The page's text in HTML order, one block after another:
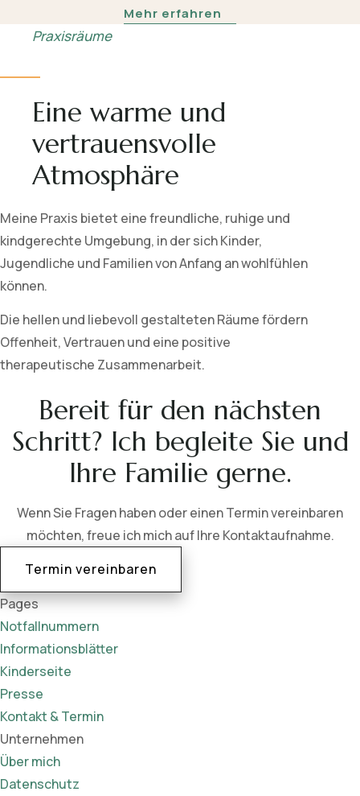
Mehr erfahren
Praxisräume
Eine warme und
vertrauensvolle
Atmosphäre
Meine Praxis bietet eine freundliche, ruhige und
kindgerechte Umgebung, in der sich Kinder,
Jugendliche und Familien von Anfang an wohlfühlen
können.
Die hellen und liebevoll gestalteten Räume fördern
Offenheit, Vertrauen und eine positive
therapeutische Zusammenarbeit.
Bereit für den nächsten
Schritt? Ich begleite Sie und
Ihre Familie gerne.
Wenn Sie Fragen haben oder einen Termin vereinbaren
möchten, freue ich mich auf Ihre Kontaktaufnahme.
Termin vereinbaren
Pages
Notfallnummern
Informationsblätter
Kinderseite
Presse
Kontakt & Termin
Unternehmen
Über mich
Datenschutz